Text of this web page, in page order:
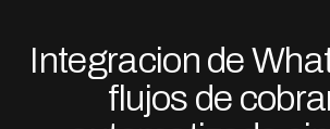
Integracion de
flujos de